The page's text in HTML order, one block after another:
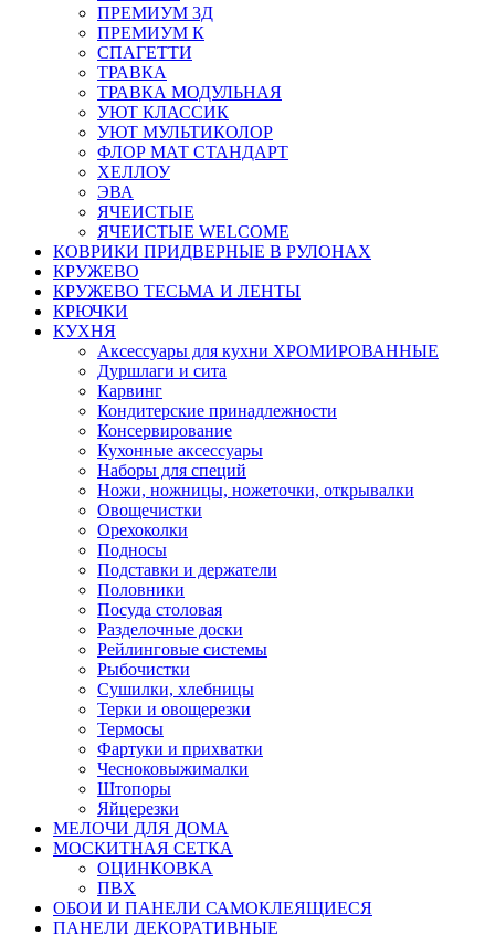
ПРЕМИУМ 3Д
ПРЕМИУМ К
СПАГЕТТИ
ТРАВКА
ТРАВКА МОДУЛЬНАЯ
УЮТ КЛАССИК
УЮТ МУЛЬТИКОЛОР
ФЛОР МАТ СТАНДАРТ
ХЕЛЛОУ
ЭВА
ЯЧЕИСТЫЕ
ЯЧЕИСТЫЕ WELCOME
КОВРИКИ ПРИДВЕРНЫЕ В РУЛОНАХ
КРУЖЕВО
КРУЖЕВО ТЕСЬМА И ЛЕНТЫ
КРЮЧКИ
КУХНЯ
Аксессуары для кухни ХРОМИРОВАННЫЕ
Дуршлаги и сита
Карвинг
Кондитерские принадлежности
Консервирование
Кухонные аксессуары
Наборы для специй
Ножи, ножницы, ножеточки, открывалки
Овощечистки
Орехоколки
Подносы
Подставки и держатели
Половники
Посуда столовая
Разделочные доски
Рейлинговые системы
Рыбочистки
Сушилки, хлебницы
Терки и овощерезки
Термосы
Фартуки и прихватки
Чесноковыжималки
Штопоры
Яйцерезки
МЕЛОЧИ ДЛЯ ДОМА
МОСКИТНАЯ СЕТКА
ОЦИНКОВКА
ПВХ
ОБОИ И ПАНЕЛИ САМОКЛЕЯЩИЕСЯ
ПАНЕЛИ ДЕКОРАТИВНЫЕ